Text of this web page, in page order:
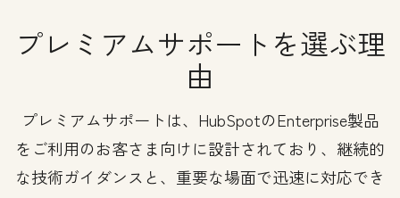
プレミアムサポートを選ぶ理
由
プレミアムサポートは、HubSpotのEnterprise製品
をご利用のお客さま向けに設計されており、継続的
な技術ガイダンスと、重要な場面で迅速に対応でき